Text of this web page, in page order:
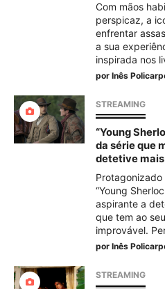
Com mãos
perspicaz, a
enfrentar
a sua
inspirada nos
por Inês
STREAMING
“Young
da série que
detetive
Protagonizado
“Young
aspirante a
que tem ao
improvável.
por Inês
STREAMING